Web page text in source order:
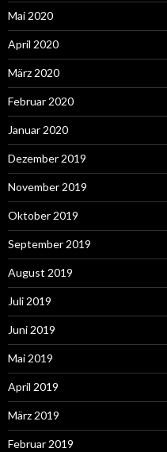
Mai 2020
April 2020
März 2020
Februar 2020
Januar 2020
Dezember 2019
November 2019
Oktober 2019
September 2019
August 2019
Juli 2019
Juni 2019
Mai 2019
April 2019
März 2019
Februar 2019